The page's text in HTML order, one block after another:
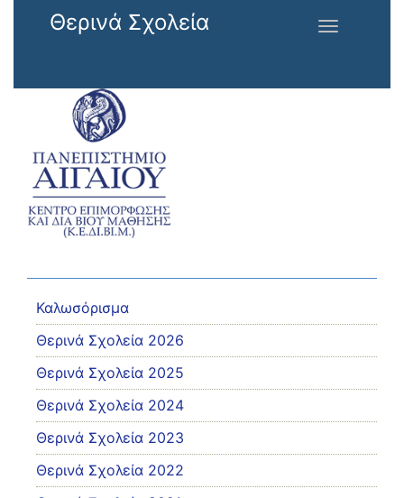
Παράκαμψη προς το κυρίως περιεχόμενο
Θερινά Σχολεία
Toggle
Καλωσόρισμα
Θερινά Σχολεία 2026
Θερινά Σχολεία 2025
Θερινά Σχολεία 2024
Θερινά Σχολεία 2023
Θερινά Σχολεία 2022